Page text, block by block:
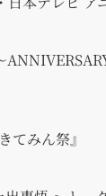
てみん祭』